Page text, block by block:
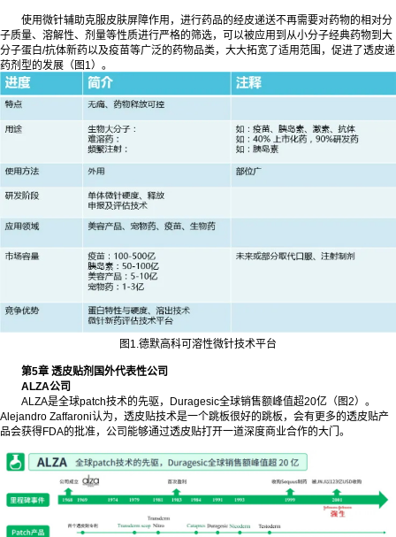
使用微针辅助克服皮肤屏障作用，进行药品的经皮递送不再需要对药物的相对分
子质量、溶解性、剂量等性质进行严格的筛选，可以被应用到从小分子经典药物到大
分子蛋白/抗体新药以及疫苗等广泛的药物品类，大大拓宽了适用范围，促进了透皮递
药剂型的发展（图1）。
图1.德默高科可溶性微针技术平台
第5章 透皮贴剂国外代表性公司
ALZA公司
ALZA是全球patch技术的先驱，Duragesic全球销售额峰值超20亿（图2）。
Alejandro Zaffaroni认为，透皮贴技术是一个跳板很好的跳板，会有更多的透皮贴产
品会获得FDA的批准，公司能够通过透皮贴打开一道深度商业合作的大门。